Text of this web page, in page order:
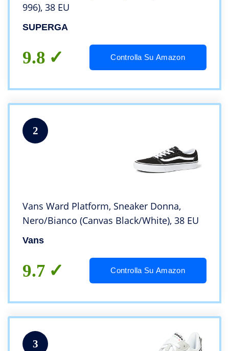
996), 38 EU
SUPERGA
9.8 Controlla Su Amazon
2
Vans Ward Platform, Sneaker Donna,
Nero/Bianco (Canvas Black/White), 38 EU
Vans
9.7 Controlla Su Amazon
3